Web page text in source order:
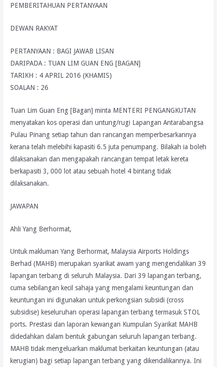
PEMBERITAHUAN PERTANYAAN
DEWAN RAKYAT
PERTANYAAN : BAGI JAWAB LISAN
DARIPADA : TUAN LIM GUAN ENG [BAGAN]
TARIKH : 4 APRIL 2016 (KHAMIS)
SOALAN : 26
Tuan Lim Guan Eng [Bagan] minta MENTERI PENGANGKUTAN
menyatakan kos operasi dan untung/rugi Lapangan Antarabangsa
Pulau Pinang setiap tahun dan rancangan memperbesarkannya
kerana telah melebihi kapasiti 6.5 juta penumpang. Bilakah ia boleh
dilaksanakan dan mengapakah rancangan tempat letak kereta
berkapasiti 3, 000 lot atau sebuah hotel 4 bintang tidak
dilaksanakan.
JAWAPAN
Ahli Yang Berhormat,
Untuk makluman Yang Berhormat, Malaysia Airports Holdings
Berhad (MAHB) merupakan syarikat awam yang mengendalikan 39
lapangan terbang di seluruh Malaysia. Dari 39 lapangan terbang,
cuma sebilangan kecil sahaja yang mengalami keuntungan dan
keuntungan ini digunakan untuk perkongsian subsidi (cross
subsidise) keseluruhan operasi lapangan terbang termasuk STOL
ports. Prestasi dan laporan kewangan Kumpulan Syarikat MAHB
didedahkan dalam bentuk gabungan seluruh lapangan terbang.
MAHB tidak mengeluarkan maklumat berkaitan keuntungan (atau
kerugian) bagi setiap lapangan terbang yang dikendalikannya. Ini